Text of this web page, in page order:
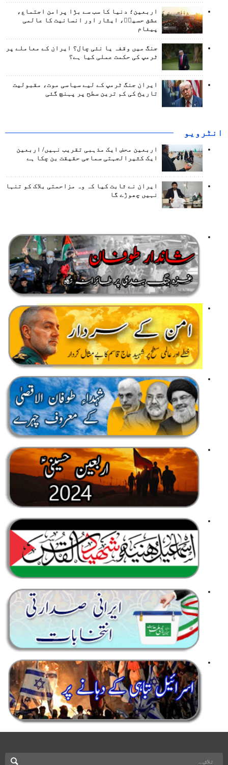
اربعین؛ دنیا کا سب سے بڑا پرامن اجتماع،
عشق حسینؑ، ایثار اور انسانیت کا عالمی
پیغام
جنگ میں وقفہ یا نئی چال؟ ایران کے معاملے پر
ٹرمپ کی حکمت عملی کیا ہے؟
ایران جنگ ٹرمپ کے لیے سیاسی موت، مقبولیت
تاریخ کی کم ترین سطح پر پہنچ گئی
انٹرويو
اربعین محض ایک مذہبی تقریب نہیں/ اربعین
ایک کثیرالجہتی سماجی حقیقت بن چکا ہے
ایران نے ثابت کیا کہ وہ مزاحمتی بلاک کو تنہا
نہیں چھوڑے گا